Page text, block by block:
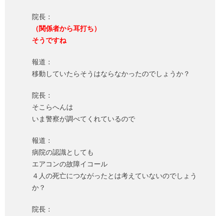
院長：
（関係者から耳打ち）
そうですね
報道：
移動していたらそうはならなかったのでしょうか？
院長：
そこらへんは
いま警察が調べてくれているので
報道：
病院の認識としても
エアコンの故障イコール
４人の死亡につながったとは考えていないのでしょう
か？
院長：